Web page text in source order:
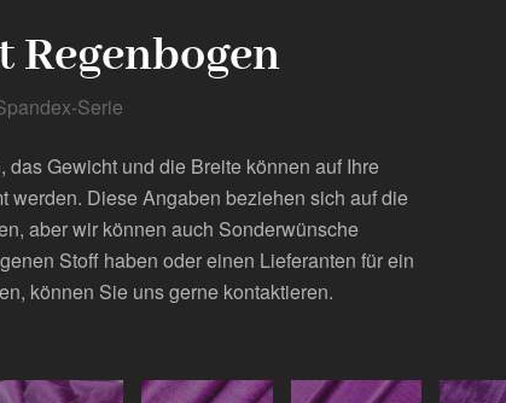
Regenbogen
Serie
Gewicht und die Breite können auf Ihre
werden. Diese Angaben beziehen sich auf die
aber wir können auch Sonderwünsche
Stoff haben oder einen Lieferanten für ein
können Sie uns gerne kontaktieren.